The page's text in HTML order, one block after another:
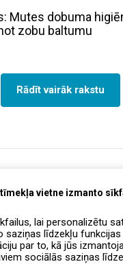
vietne izmanto
lai personalizētu
saziņas līdzekļu
par to, kā jūs
sociālās saziņas
Mutes dobuma
zobu baltumu
Rādīt vairāk rakstu
akcijas